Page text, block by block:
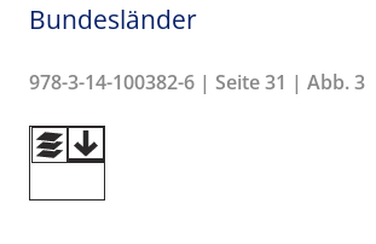
Bundesländer
978-3-14-100382-6 | Seite 31 | Abb. 3